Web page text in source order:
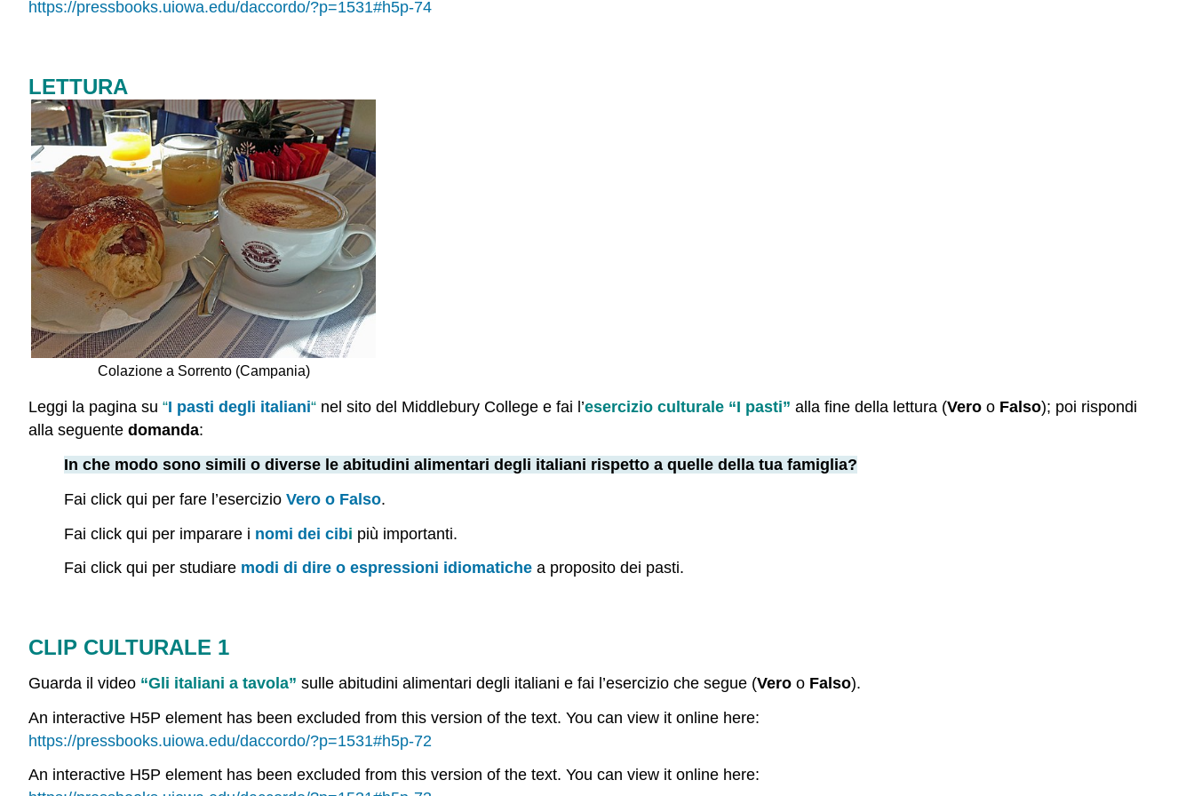
https://pressbooks.uiowa.edu/daccordo/?p=1531#h5p-74
LETTURA
Colazione a Sorrento (Campania)
Leggi la pagina su “I pasti degli italiani“ nel sito del Middlebury College e fai l’esercizio culturale “I pasti” alla fine della lettura (Vero o Falso); poi rispondi
alla seguente domanda:
In che modo sono simili o diverse le abitudini alimentari degli italiani rispetto a quelle della tua famiglia?
Fai click qui per fare l’esercizio Vero o Falso.
Fai click qui per imparare i nomi dei cibi più importanti.
Fai click qui per studiare modi di dire o espressioni idiomatiche a proposito dei pasti.
CLIP CULTURALE 1
Guarda il video “Gli italiani a tavola” sulle abitudini alimentari degli italiani e fai l’esercizio che segue (Vero o Falso).
An interactive H5P element has been excluded from this version of the text. You can view it online here:
https://pressbooks.uiowa.edu/daccordo/?p=1531#h5p-72
An interactive H5P element has been excluded from this version of the text. You can view it online here: